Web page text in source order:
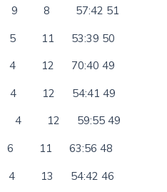
9 8 57:42 51
11 53:39 50
12 70:40 49
12 54:41 49
4 12 59:55 49
11 63:56 48
13 54:42 46